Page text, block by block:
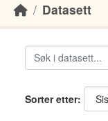
Datasett
Sorter etter